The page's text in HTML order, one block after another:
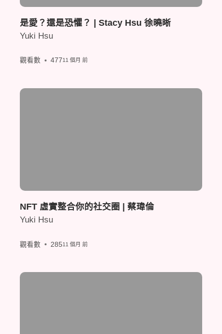
是愛？還是恐懼？ | Stacy Hsu 徐曉晰
Yuki Hsu
觀看數 47711 個月 前
NFT 虛實整合你的社交圈 | 蔡瑋倫
Yuki Hsu
觀看數 28511 個月 前